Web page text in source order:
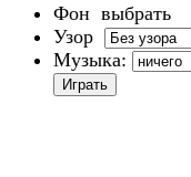
Фон выбрать
Узор
Музыка: